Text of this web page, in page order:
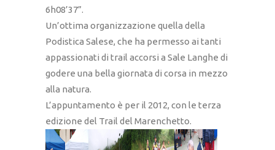
6h08’37”.
Un’ottima organizzazione quella della
Podistica Salese, che ha permesso ai tanti
appassionati di trail accorsi a Sale Langhe di
godere una bella giornata di corsa in mezzo
alla natura.
L’appuntamento è per il 2012, con le terza
edizione del Trail del Marenchetto.